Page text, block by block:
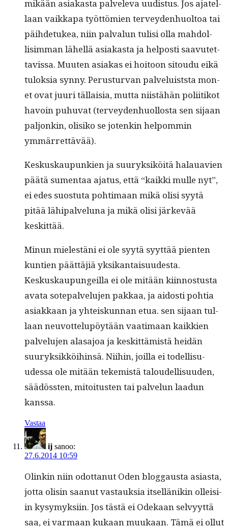
mikään asi­akas­ta palvel­e­va uud­is­tus. Jos ajatel­
laan vaikka­pa työt­tömien ter­vey­den­huoltoa tai
päi­hde­tukea, niin pal­val­un tulisi olla mah­dol­
lisim­man lähel­lä asi­akas­ta ja hel­posti saavutet­
tavis­sa. Muuten asi­akas ei hoitoon sitoudu eikä
tulok­sia syn­ny. Perus­tur­van palveluist­s­ta mon­
et ovat juuri täl­laisia, mut­ta niistähän poli­itikot
havoin puhu­vat (ter­vey­den­huol­losta sen sijaan
paljonkin, olisiko se jotenkin helpom­min
ymmärrettävää).
Keskuskaupunkien ja suuryk­siköitä halauavien
päätä sumen­taa aja­tus, että “kaik­ki mulle nyt”,
ei edes suos­tu­ta pohti­maan mikä olisi syytä
pitää lähipalvelu­na ja mikä olisi järkevää
keskittää.
Min­un mielestäni ei ole syytä syyt­tää pien­ten
kun­tien päät­täjiä yksikan­taisu­ud­es­ta.
Keskuskaupungeil­la ei ole mitään kiin­nos­tus­ta
ava­ta sotepalvelu­jen pakkaa, ja aidosti pohtia
asi­akkaan ja yhteiskun­nan etua. sen sijaan tul­
laan neu­vot­telupöytään vaa­ti­maan kaikkien
palvelu­jen alasajoa ja keskit­tämistä hei­dän
suuryk­sikköi­hin­sä. Niihin, joil­la ei todel­lisu­
udessa ole mitään tekemistä taloudel­lisu­u­den,
säädössten, mitoi­tusten tai palvelun laadun
kanssa.
Vastaa
ij sanoo:
27.6.2014 10:59
Olinkin niin odot­tanut Oden blog­gaus­ta asi­as­ta,
jot­ta olisin saanut vas­tauk­sia itsel­länikin olleisi­
in kysymyk­si­in. Jos tästä ei Odekaan selvyyt­tä
saa, ei var­maan kukaan muukaan. Tämä ei ollut